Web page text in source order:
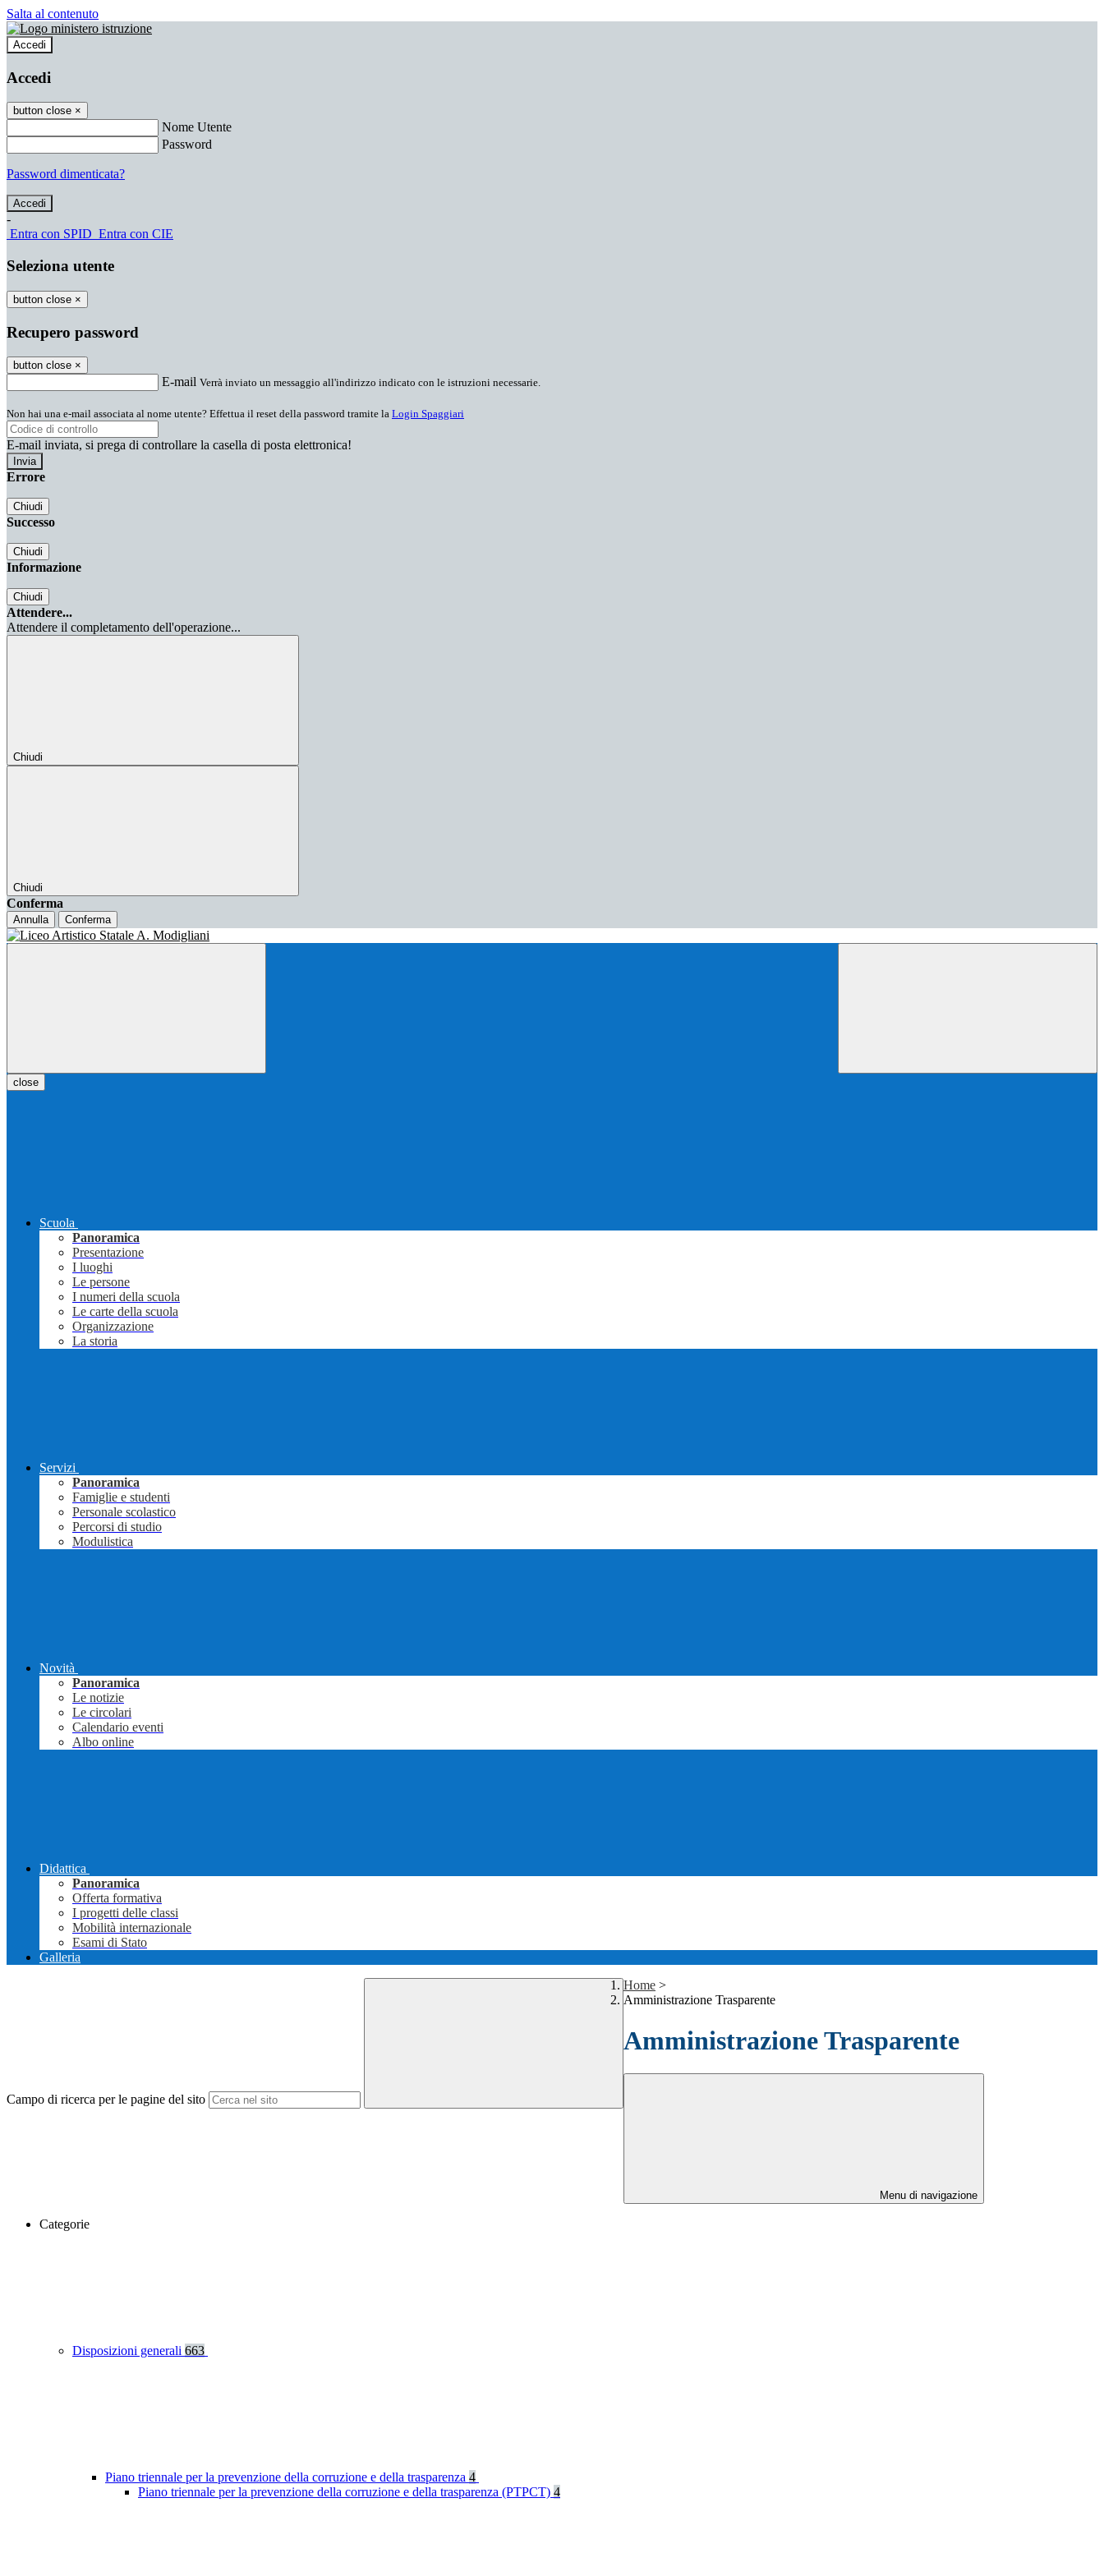
Salta al contenuto
Accedi
Accedi
button close ×
Nome Utente
Password
Password dimenticata?
-
Entra con SPID Entra con CIE
Seleziona utente
button close ×
Recupero password
button close ×
E-mail Verrà inviato un messaggio all'indirizzo indicato con le istruzioni necessarie.
Non hai una e-mail associata al nome utente? Effettua il reset della password tramite la Login Spaggiari
E-mail inviata, si prega di controllare la casella di posta elettronica!
Errore
Chiudi
Successo
Chiudi
Informazione
Chiudi
Attendere...
Attendere il completamento dell'operazione...
Chiudi
Chiudi
Conferma
Annulla Conferma
close
Scuola
Panoramica
Presentazione
I luoghi
Le persone
I numeri della scuola
Le carte della scuola
Organizzazione
La storia
Servizi
Panoramica
Famiglie e studenti
Personale scolastico
Percorsi di studio
Modulistica
Novità
Panoramica
Le notizie
Le circolari
Calendario eventi
Albo online
Didattica
Panoramica
Offerta formativa
I progetti delle classi
Mobilità internazionale
Esami di Stato
Galleria
Campo di ricerca per le pagine del sito
Home >
Amministrazione Trasparente
Amministrazione Trasparente
Menu di navigazione
Categorie
Disposizioni generali 663
Piano triennale per la prevenzione della corruzione e della trasparenza 4
Piano triennale per la prevenzione della corruzione e della trasparenza (PTPCT) 4